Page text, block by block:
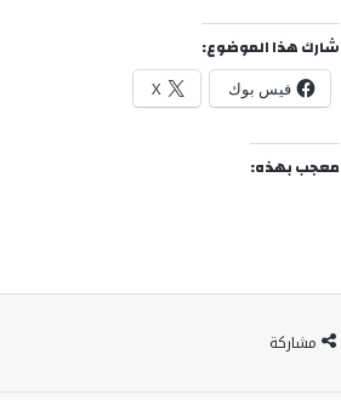
شارك هذا الموضوع:
فيس بوك X
معجب بهذه:
مشاركة